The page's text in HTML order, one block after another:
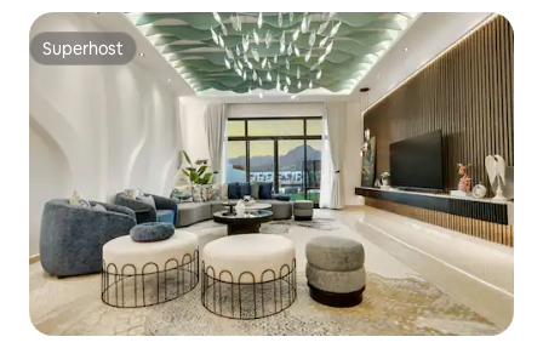
Superhost
Superhost